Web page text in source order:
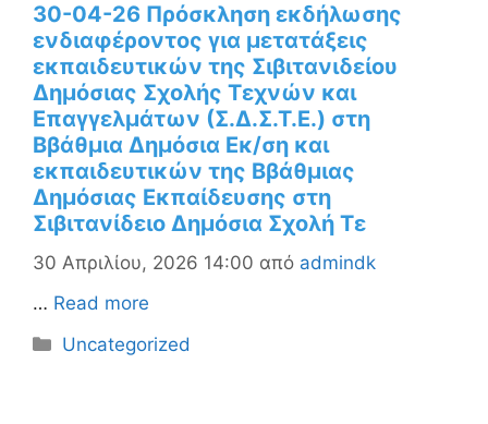
30-04-26 Πρόσκληση εκδήλωσης
ενδιαφέροντος για μετατάξεις
εκπαιδευτικών της Σιβιτανιδείου
Δημόσιας Σχολής Τεχνών και
Επαγγελμάτων (Σ.Δ.Σ.Τ.Ε.) στη
Ββάθμια Δημόσια Εκ/ση και
εκπαιδευτικών της Ββάθμιας
Δημόσιας Εκπαίδευσης στη
Σιβιτανίδειο Δημόσια Σχολή Τε
30 Απριλίου, 2026 14:00 από admindk
… Read more
Κατηγορίες
Uncategorized